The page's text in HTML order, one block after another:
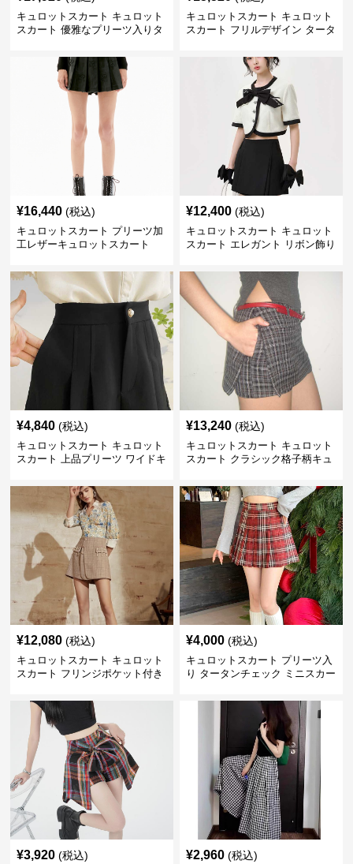
キュロットスカート キュロット
スカート 優雅なプリーツ入りタ
キュロットスカート キュロット
スカート フリルデザイン タータ
¥16,440 (税込)
キュロットスカート プリーツ加
工レザーキュロットスカート
¥12,400 (税込)
キュロットスカート キュロット
スカート エレガント リボン飾り
¥4,840 (税込)
キュロットスカート キュロット
スカート 上品プリーツ ワイドキ
¥13,240 (税込)
キュロットスカート キュロット
スカート クラシック格子柄キュ
¥12,080 (税込)
キュロットスカート キュロット
スカート フリンジポケット付き
¥4,000 (税込)
キュロットスカート プリーツ入
り タータンチェック ミニスカー
¥3,920 (税込) ¥2,960 (税込)